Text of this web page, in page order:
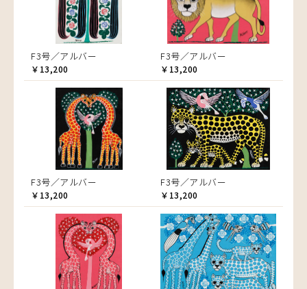
F3号／アルバー
￥13,200
F3号／アルバー
￥13,200
F3号／アルバー
￥13,200
F3号／アルバー
￥13,200